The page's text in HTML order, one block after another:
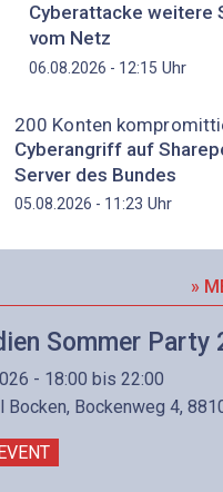
Cyberattacke weitere
vom Netz
06.08.2026 - 12:15 Uhr
200 Konten
Cyberangriff auf
Server des Bundes
05.08.2026 - 11:23 Uhr
»
Sommer Party
- 18:00 bis 22:00
Bocken, Bockenweg 4,